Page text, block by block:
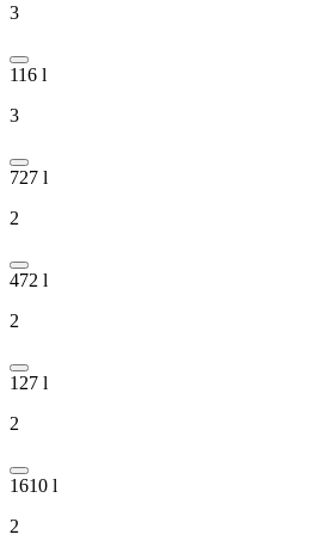
3
116 l
3
727 l
2
472 l
2
127 l
2
1610 l
2